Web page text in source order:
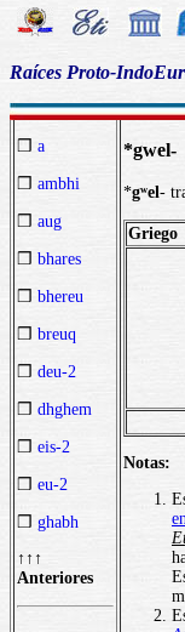
Raíces Proto-
❒ a
❒ ambhi
❒ aug
❒ bhares
❒ bhereu
❒ breuq
❒ deu-2
❒ dhghem
❒ eis-2
❒ eu-2
❒ ghabh
↑↑↑
Anteriores
*gwel-
*gʷel -
Griego
Notas: